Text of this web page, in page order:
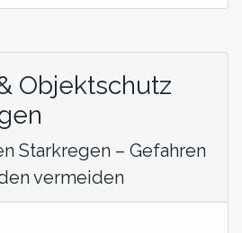
Objektschutz
Starkregen – Gefahren
vermeiden